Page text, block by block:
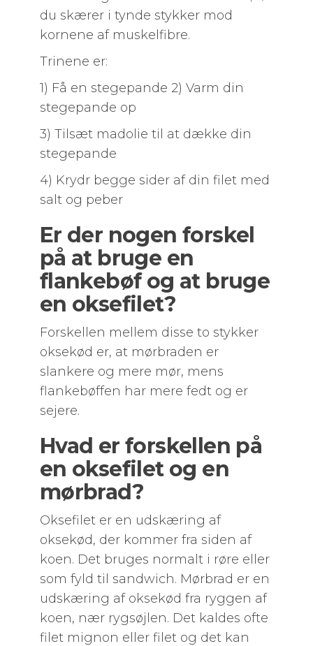
du skærer i tynde stykker mod
kornene af muskelfibre.
Trinene er:
1) Få en stegepande 2) Varm din
stegepande op
3) Tilsæt madolie til at dække din
stegepande
4) Krydr begge sider af din filet med
salt og peber
Er der nogen forskel
på at bruge en
flankebøf og at bruge
en oksefilet?
Forskellen mellem disse to stykker
oksekød er, at mørbraden er
slankere og mere mør, mens
flankebøffen har mere fedt og er
sejere.
Hvad er forskellen på
en oksefilet og en
mørbrad?
Oksefilet er en udskæring af
oksekød, der kommer fra siden af
koen. Det bruges normalt i røre eller
som fyld til sandwich. Mørbrad er en
udskæring af oksekød fra ryggen af
koen, nær rygsøjlen. Det kaldes ofte
filet mignon eller filet og det kan